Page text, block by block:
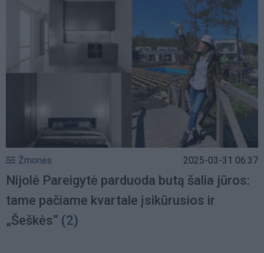
Žmonės 2025-03-31 06:37
Nijolė Pareigytė parduoda butą šalia jūros:
tame pačiame kvartale įsikūrusios ir
„Šeškės“ (2)